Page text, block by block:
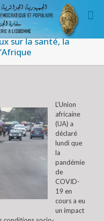
sur la santé, la
L’Union
africaine
(UA) a
déclaré
lundi que
la
pandémie
de
COVID-
19 en
cours a eu
un impact